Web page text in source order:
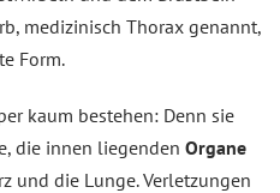
medizinisch Thorax genannt,
Form.
kaum bestehen: Denn sie
die innen liegenden Organe
und die Lunge. Verletzungen